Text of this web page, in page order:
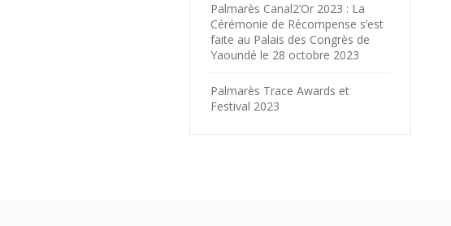
Palmarès Canal2’Or 2023 : La
Cérémonie de Récompense s’est
faite au Palais des Congrès de
Yaoundé le 28 octobre 2023
Palmarès Trace Awards et
Festival 2023